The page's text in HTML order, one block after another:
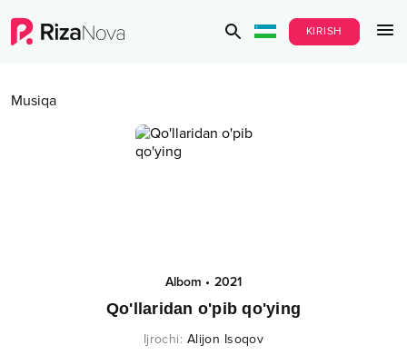
KIRISH
Musiqa
Albom • 2021
Qo'llaridan o'pib qo'ying
Ijrochi: Alijon Isoqov